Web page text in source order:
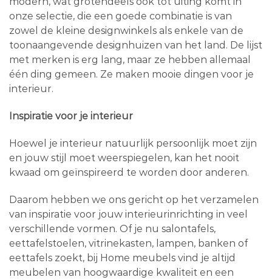
onze selectie, die een goede combinatie is van
zowel de kleine designwinkels als enkele van de
toonaangevende designhuizen van het land. De lijst
met merken is erg lang, maar ze hebben allemaal
één ding gemeen. Ze maken mooie dingen voor je
interieur.
Inspiratie voor je interieur
Hoewel je interieur natuurlijk persoonlijk moet zijn
en jouw stijl moet weerspiegelen, kan het nooit
kwaad om geïnspireerd te worden door anderen.
Daarom hebben we ons gericht op het verzamelen
van inspiratie voor jouw interieurinrichting in veel
verschillende vormen. Of je nu salontafels,
eettafelstoelen, vitrinekasten, lampen, banken of
eettafels zoekt, bij Home meubels vind je altijd
meubelen van hoogwaardige kwaliteit en een